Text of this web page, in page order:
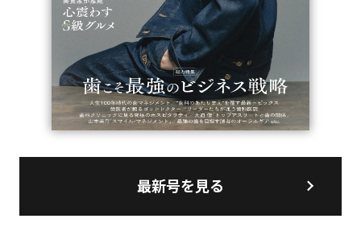
最新号を見る